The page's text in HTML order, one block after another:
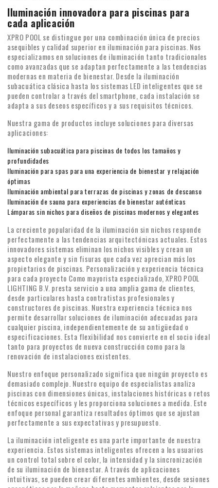
Iluminación innovadora para piscinas para
cada aplicación
XPRO POOL se distingue por una combinación única de precios
asequibles y calidad superior en iluminación para piscinas. Nos
especializamos en soluciones de iluminación tanto tradicionales
como avanzadas que se adaptan perfectamente a las tendencias
modernas en materia de bienestar. Desde la iluminación
subacuática clásica hasta los sistemas LED inteligentes que se
pueden controlar a través del smartphone, cada instalación se
adapta a sus deseos específicos y a sus requisitos técnicos.
Nuestra gama de productos incluye soluciones para diversas
aplicaciones:
Iluminación subacuática para piscinas de todos los tamaños y
profundidades
Iluminación para spas para una experiencia de bienestar y relajación
óptimas
Iluminación ambiental para terrazas de piscinas y zonas de descanso
Iluminación de sauna para experiencias de bienestar auténticas
Lámparas sin nichos para diseños de piscinas modernos y elegantes
La creciente popularidad de la iluminación sin nichos responde
perfectamente a las tendencias arquitectónicas actuales. Estos
innovadores sistemas eliminan los nichos visibles y crean un
aspecto elegante y sin fisuras que cada vez aprecian más los
propietarios de piscinas. Personalización y experiencia técnica
para cada proyecto Como mayorista especializado, XPRO POOL
LIGHTING B.V. presta servicio a una amplia gama de clientes,
desde particulares hasta contratistas profesionales y
constructores de piscinas. Nuestra experiencia técnica nos
permite desarrollar soluciones de iluminación adecuadas para
cualquier piscina, independientemente de su antigüedad o
especificaciones. Esta flexibilidad nos convierte en el socio ideal
tanto para proyectos de nueva construcción como para la
renovación de instalaciones existentes.
Nuestro enfoque personalizado significa que ningún proyecto es
demasiado complejo. Nuestro equipo de especialistas analiza
piscinas con dimensiones únicas, instalaciones históricas o retos
técnicos específicos y les proporciona soluciones a medida. Este
enfoque personal garantiza resultados óptimos que se ajustan
perfectamente a sus expectativas y presupuesto.
La iluminación inteligente es una parte importante de nuestra
experiencia. Estos sistemas inteligentes ofrecen a los usuarios
un control total sobre el color, la intensidad y la sincronización
de su iluminación de bienestar. A través de aplicaciones
intuitivas, se pueden crear diferentes ambientes, desde sesiones